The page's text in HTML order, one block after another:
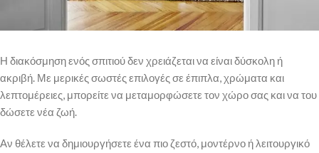
Η διακόσμηση ενός σπιτιού δεν χρειάζεται να είναι δύσκολη ή
ακριβή. Με μερικές σωστές επιλογές σε έπιπλα, χρώματα και
λεπτομέρειες, μπορείτε να μεταμορφώσετε τον χώρο σας και να του
δώσετε νέα ζωή.
Αν θέλετε να δημιουργήσετε ένα πιο ζεστό, μοντέρνο ή λειτουργικό